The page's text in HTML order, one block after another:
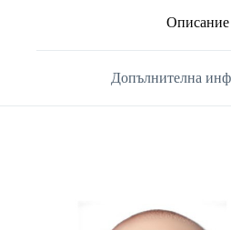
Описание
Допълнителна